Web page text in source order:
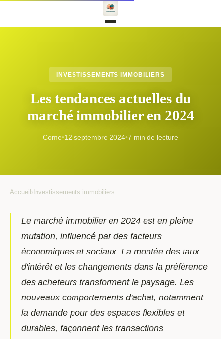
INVESTISSEMENTS IMMOBILIERS
Les tendances actuelles du
marché immobilier en 2024
Come•12 septembre 2024•7 min de lecture
Accueil › Investissements immobiliers
Le marché immobilier en 2024 est en pleine
mutation, influencé par des facteurs
économiques et sociaux. La montée des taux
d'intérêt et les changements dans la préférence
des acheteurs transforment le paysage. Les
nouveaux comportements d'achat, notamment
la demande pour des espaces flexibles et
durables, façonnent les transactions